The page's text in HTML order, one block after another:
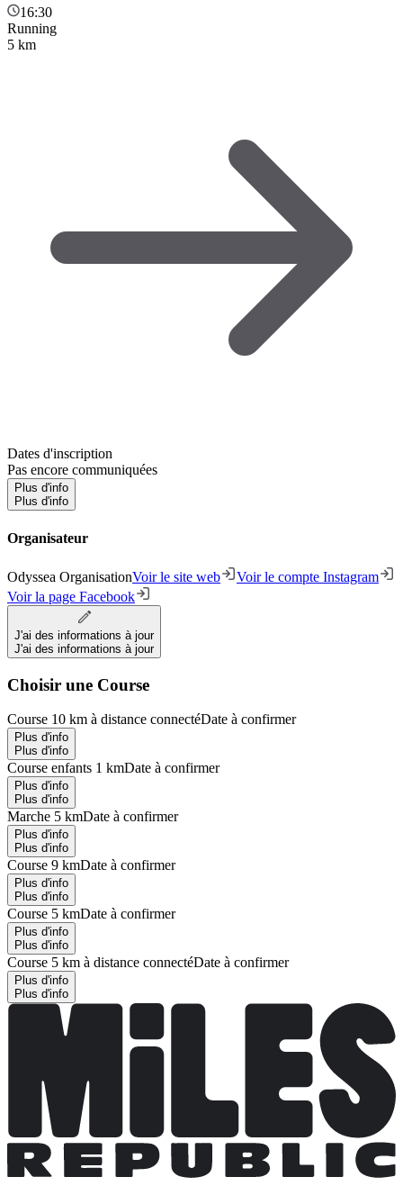
16:30
Running
5 km
Dates d'inscription
Pas encore communiquées
Plus d'info
Plus d'info
Organisateur
Odyssea OrganisationVoir le site web
Voir le compte Instagram
Voir la page Facebook
J'ai des informations à jour
J'ai des informations à jour
Choisir une Course
Course 10 km à distance connectéDate à confirmer
Plus d'info
Plus d'info
Course enfants 1 kmDate à confirmer
Plus d'info
Plus d'info
Marche 5 kmDate à confirmer
Plus d'info
Plus d'info
Course 9 kmDate à confirmer
Plus d'info
Plus d'info
Course 5 kmDate à confirmer
Plus d'info
Plus d'info
Course 5 km à distance connectéDate à confirmer
Plus d'info
Plus d'info